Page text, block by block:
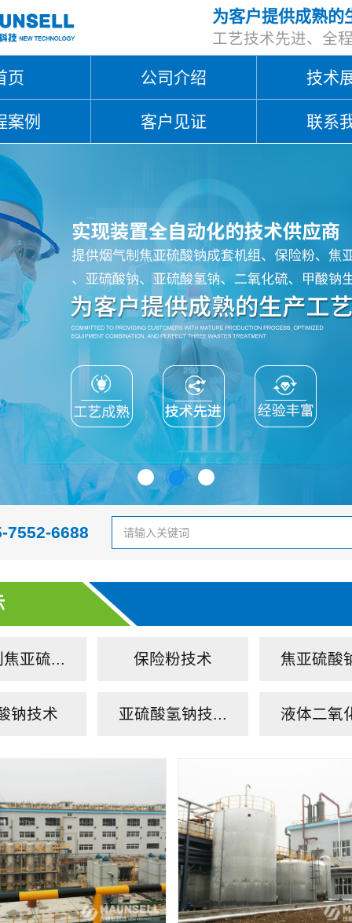
为客户提供成熟的
工艺技术先进、全
页 公司介绍 技术
案例 客户见证 联系
7552-6688
亚硫... 保险粉技术 焦亚硫酸
钠技术 亚硫酸氢钠技... 液体二氧